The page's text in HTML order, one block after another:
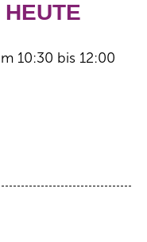
10:30 bis 12:00